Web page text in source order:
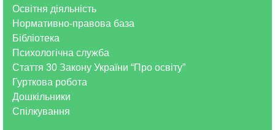
Освітня діяльність
Нормативно-правова база
Бібліотека
Психологічна служба
Стаття 30 Закону України “Про освіту”
Гурткова робота
Дошкільники
Спілкування